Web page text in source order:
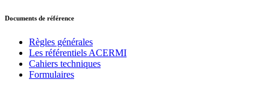
Documents de référence
Règles générales
Les référentiels ACERMI
Cahiers techniques
Formulaires